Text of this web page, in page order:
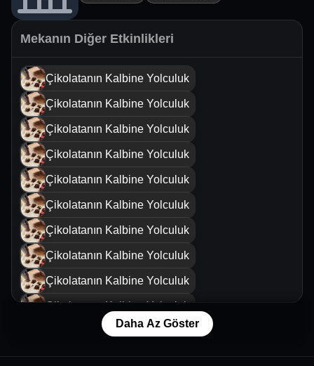
Mekanın Diğer Etkinlikleri
Çikolatanın Kalbine Yolculuk
Çikolatanın Kalbine Yolculuk
Çikolatanın Kalbine Yolculuk
Çikolatanın Kalbine Yolculuk
Çikolatanın Kalbine Yolculuk
Çikolatanın Kalbine Yolculuk
Çikolatanın Kalbine Yolculuk
Çikolatanın Kalbine Yolculuk
Çikolatanın Kalbine Yolculuk
Çikolatanın Kalbine Yolculuk
Çikolatanın Kalbine Yolculuk
Daha Az Göster